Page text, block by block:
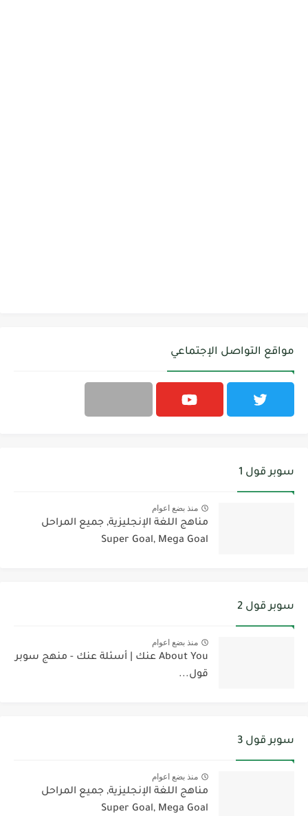
مواقع التواصل الإجتماعي
سوبر قول 1
منذ بضع اعوام
مناهج اللغة الإنجليزية, جميع المراحل
Super Goal, Mega Goal
سوبر قول 2
منذ بضع اعوام
About You عنك | أسئلة عنك - منهج سوبر
قول...
سوبر قول 3
منذ بضع اعوام
مناهج اللغة الإنجليزية, جميع المراحل
Super Goal, Mega Goal